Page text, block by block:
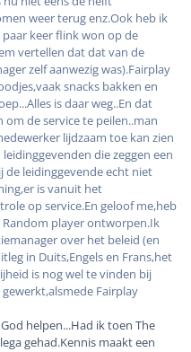
weer terug enz.Ook heb ik
keer flink won op de
vertellen dat dat van de
zelf aanwezig was).Fairplay
snacks bakken en
is daar weg..En dat
de service te peilen..man
lijdzaam toe kan zien
die zeggen een
leidinggevende echt niet
is vanuit het
op service.En geloof me,heb
Random player ontworpen.Ik
over het beleid (en
in Duits,Engels en Frans,het
is nog wel te vinden bij
Fairplay
helpen...Had ik toen The
gehad.Kennis maakt een